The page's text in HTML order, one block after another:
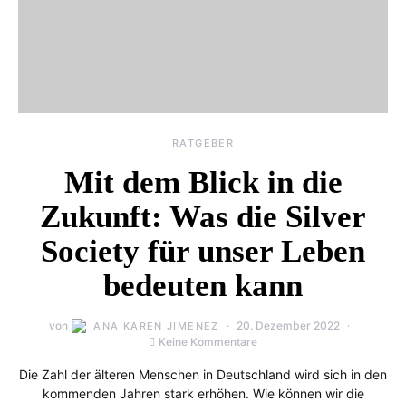
RATGEBER
Mit dem Blick in die
Zukunft: Was die Silver
Society für unser Leben
bedeuten kann
von ANA KAREN JIMENEZ
20. Dezember 2022
Keine Kommentare
Die Zahl der älteren Menschen in Deutschland wird sich in den
kommenden Jahren stark erhöhen. Wie können wir die